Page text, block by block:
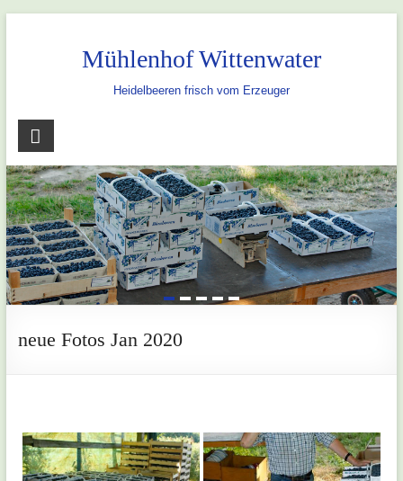
Mühlenhof Wittenwater
Heidelbeeren frisch vom Erzeuger
neue Fotos Jan 2020